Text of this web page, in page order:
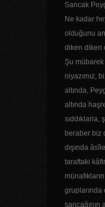
Sancak
Ne kadar
olduğunu
diken diken
Şu
niyazımız,
altında,
altında
sıddıklarla,
beraber biz
dışında
taraftaki
gruplarında
sancağının